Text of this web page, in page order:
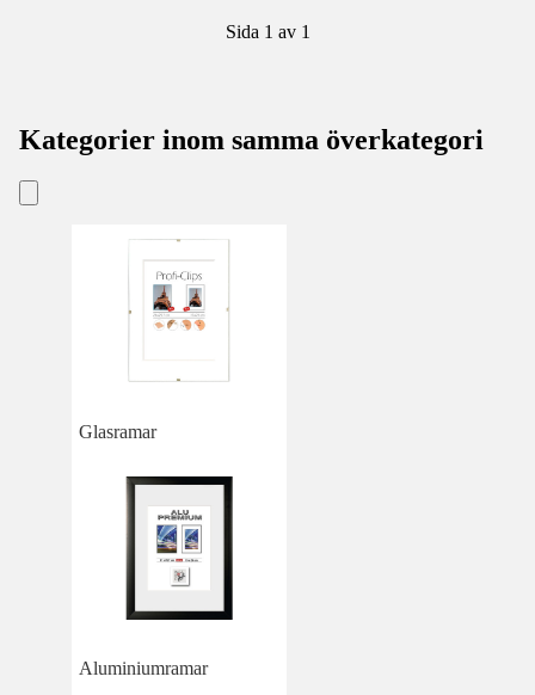
Sida 1 av 1
Kategorier inom samma överkategori
Glasramar
Aluminiumramar